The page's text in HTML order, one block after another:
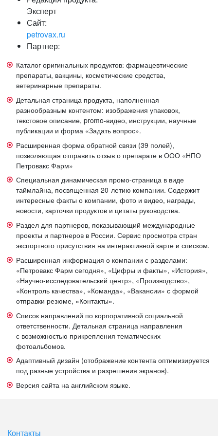
Эксперт
Сайт:
petrovax.ru
Партнер:
Каталог оригинальных продуктов: фармацевтические
препараты, вакцины, косметические средства,
ветеринарные препараты.
Детальная страница продукта, наполненная
разнообразным контентом: изображения упаковок,
текстовое описание, promo-видео, инструкции, научные
публикации и форма «Задать вопрос».
Расширенная форма обратной связи (39 полей),
позволяющая отправить отзыв о препарате в ООО «НПО
Петровакс Фарм»
Специальная динамическая промо-страница в виде
таймлайна, посвященная 20-летию компании. Содержит
интересные факты о компании, фото и видео, награды,
новости, карточки продуктов и цитаты руководства.
Раздел для партнеров, показывающий международные
проекты и партнеров в России. Сервис просмотра стран
экспортного присутствия на интерактивной карте и списком.
Расширенная информация о компании с разделами:
«Петровакс Фарм сегодня», «Цифры и факты», «История»,
«Научно-исследовательский центр», «Производство»,
«Контроль качества», «Команда», «Вакансии» с формой
отправки резюме, «Контакты».
Список направлений по корпоративной социальной
ответственности. Детальная страница направления
с возможностью прикрепления тематических
фотоальбомов.
Адаптивный дизайн (отображение контента оптимизируется
под разные устройства и разрешения экранов).
Версия сайта на английском языке.
Контакты